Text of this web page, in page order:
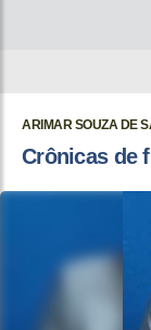
ARIMAR SOUZA DE
Crônicas de